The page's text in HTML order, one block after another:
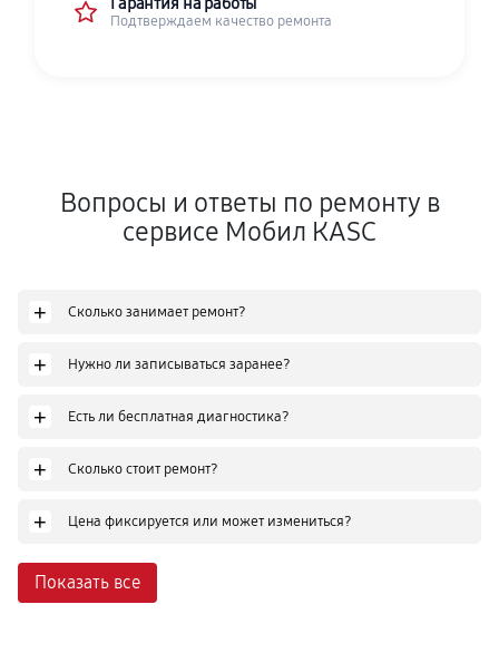
Подтверждаем качество ремонта
Вопросы и ответы по ремонту в
сервисе Мобил КASC
+ Сколько занимает ремонт?
+ Нужно ли записываться заранее?
+ Есть ли бесплатная диагностика?
+ Сколько стоит ремонт?
+ Цена фиксируется или может измениться?
Показать все